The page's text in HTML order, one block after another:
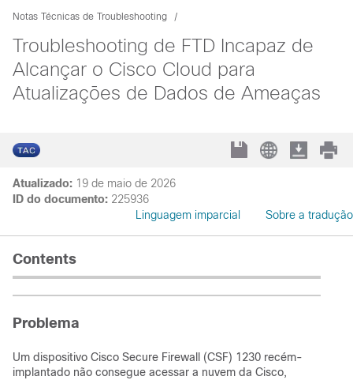
Notas Técnicas de Troubleshooting
Troubleshooting de FTD Incapaz de
Alcançar o Cisco Cloud para
Atualizações de Dados de Ameaças
Atualizado: 19 de maio de 2026
ID do documento: 225936
Linguagem imparcial
Sobre a tradução
Contents
Problema
Um dispositivo Cisco Secure Firewall (CSF) 1230 recém-
implantado não consegue acessar a nuvem da Cisco,